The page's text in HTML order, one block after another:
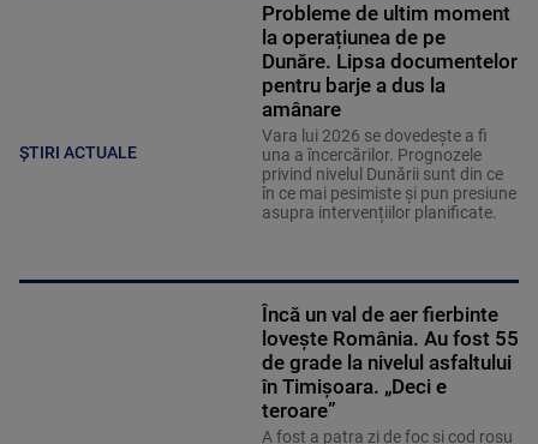
ȘTIRI ACTUALE
Probleme de ultim moment
la operațiunea de pe
Dunăre. Lipsa documentelor
pentru barje a dus la
amânare
Vara lui 2026 se dovedește a fi
una a încercărilor. Prognozele
privind nivelul Dunării sunt din ce
în ce mai pesimiste și pun presiune
asupra intervențiilor planificate.
Încă un val de aer fierbinte
lovește România. Au fost 55
de grade la nivelul asfaltului
în Timișoara. „Deci e
teroare”
A fost a patra zi de foc și cod roșu